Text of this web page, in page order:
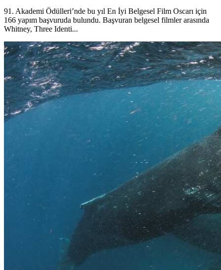
91. Akademi Ödülleri’nde bu yıl En İyi Belgesel Film Oscarı için
166 yapım başvuruda bulundu. Başvuran belgesel filmler arasında
Whitney, Three Identi...